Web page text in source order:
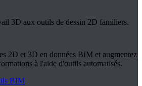
3D aux outils de dessin 2D familiers.
2D et 3D en données BIM et augmentez
à l'aide d'outils automatisés.
BIM